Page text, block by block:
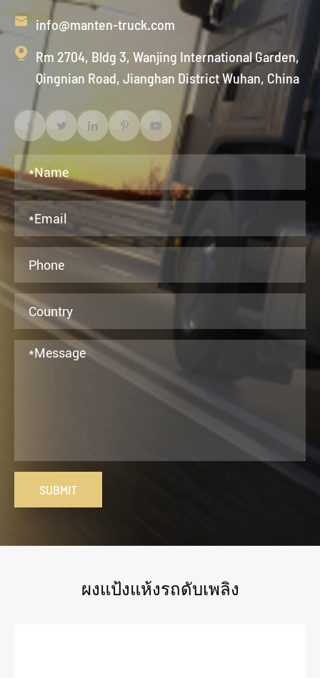
 info@manten-truck.com

Rm 2704, Bldg 3, Wanjing International Garden,
Qingnian Road, Jianghan District Wuhan, China
SUBMIT
ผงแป้งแห้งรถดับเพลิง